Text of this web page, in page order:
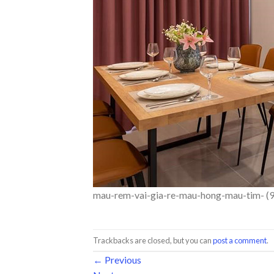
mau-rem-vai-gia-re-mau-hong-mau-tim-
Trackbacks are closed, but you canpost a comment.
← Previous